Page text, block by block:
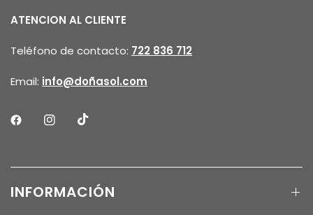
ATENCION AL CLIENTE
Teléfono de contacto: 722 836 712
Email: info@doñasol.com
INFORMACIÓN